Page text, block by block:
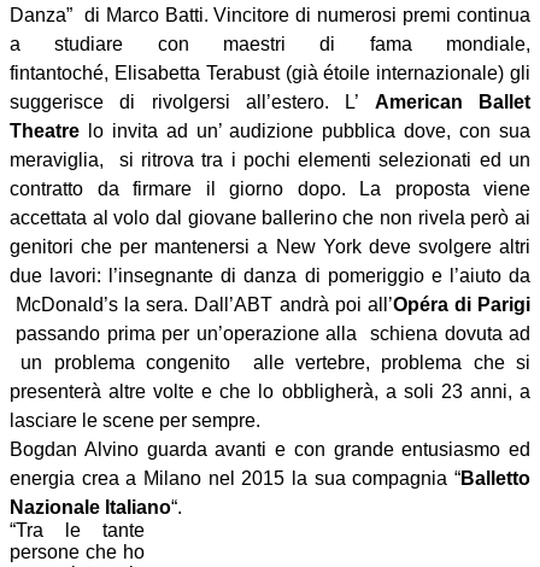
Danza” di Marco Batti. Vincitore di numerosi premi continua
a studiare con maestri di fama mondiale,
fintantoché, Elisabetta Terabust (già étoile internazionale) gli
suggerisce di rivolgersi all’estero. L’ American Ballet
Theatre lo invita ad un’ audizione pubblica dove, con sua
meraviglia, si ritrova tra i pochi elementi selezionati ed un
contratto da firmare il giorno dopo. La proposta viene
accettata al volo dal giovane ballerino che non rivela però ai
genitori che per mantenersi a New York deve svolgere altri
due lavori: l’insegnante di danza di pomeriggio e l’aiuto da
McDonald’s la sera. Dall’ABT andrà poi all’Opéra di Parigi
passando prima per un’operazione alla schiena dovuta ad
un problema congenito alle vertebre, problema che si
presenterà altre volte e che lo obbligherà, a soli 23 anni, a
lasciare le scene per sempre.
Bogdan Alvino guarda avanti e con grande entusiasmo ed
energia crea a Milano nel 2015 la sua compagnia “Balletto
Nazionale Italiano“.
“Tra le tante
persone che ho